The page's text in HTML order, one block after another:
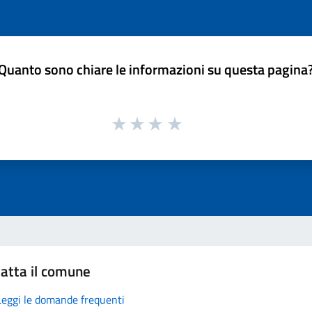
sono chiare le informazioni su questa
il comune
le domande frequenti